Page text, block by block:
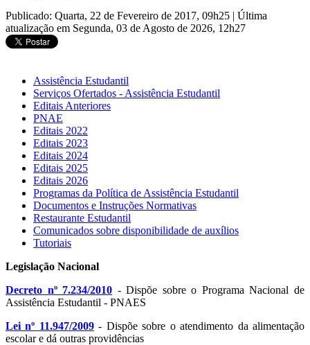
Publicado: Quarta, 22 de Fevereiro de 2017, 09h25 | Última
atualização em Segunda, 03 de Agosto de 2026, 12h27
Assistência Estudantil
Serviços Ofertados - Assistência Estudantil
Editais Anteriores
PNAE
Editais 2022
Editais 2023
Editais 2024
Editais 2025
Editais 2026
Programas da Política de Assistência Estudantil
Documentos e Instruções Normativas
Restaurante Estudantil
Comunicados sobre disponibilidade de auxílios
Tutoriais
Legislação Nacional
Decreto nº 7.234/2010 - Dispõe sobre o Programa Nacional de
Assistência Estudantil - PNAES
Lei nº 11.947/2009- Dispõe sobre o atendimento da alimentação
escolar e dá outras providências